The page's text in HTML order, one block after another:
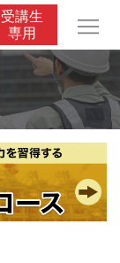
受講生
専用